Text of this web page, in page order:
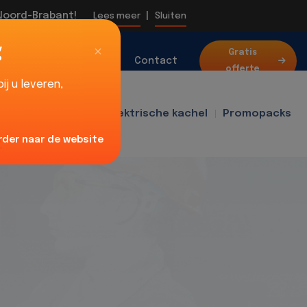
Brabant! Lees meer Sluiten
Contact
Gratis
offerte
Elektrische kachel Promopacks
u leveren,
naar de website